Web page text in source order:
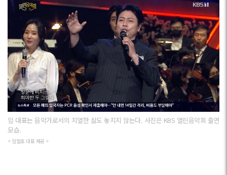
임 대표는 음악가로서의 치열한 삶도 놓치지 않는다. 사진은 KBS 열린음악회 출연
모습.
< 임철호 대표 제공 >